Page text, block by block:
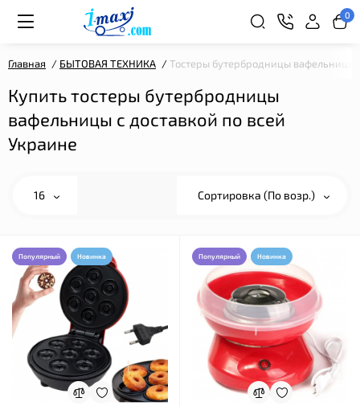
0
Главная БЫТОВАЯ ТЕХНИКА Тостеры бутербродницы вафельницы
Купить тостеры бутербродницы
вафельницы с доставкой по всей
Украине
16 Сортировка (По возр.)
Популярный Новинка Популярный Новинка